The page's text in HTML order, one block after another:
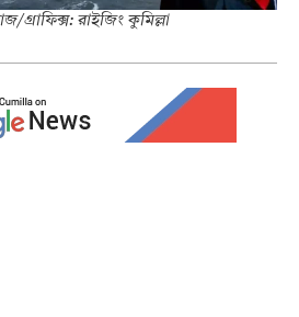
গ্রাফিক্স: রাইজিং কুমিল্লা